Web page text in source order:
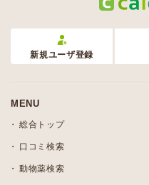
新規ユーザ登録
MENU
総合トップ
口コミ検索
動物薬検索